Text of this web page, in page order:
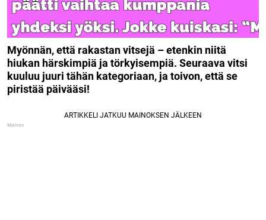
Myönnän, että rakastan vitsejä – etenkin niitä
hiukan härskimpiä ja törkyisempiä. Seuraava vitsi
kuuluu juuri tähän kategoriaan, ja toivon, että se
piristää päivääsi!